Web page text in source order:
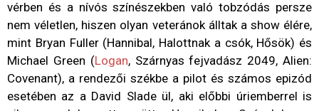
vérben és a nívós színészekben való tobzódás persze
nem véletlen, hiszen olyan veteránok álltak a show élére,
mint Bryan Fuller (Hannibal, Halottnak a csók, Hősök) és
Michael Green (Logan, Szárnyas fejvadász 2049, Alien:
Covenant), a rendezői székbe a pilot és számos epizód
esetében az a David Slade ül, aki előbbi úriemberrel is